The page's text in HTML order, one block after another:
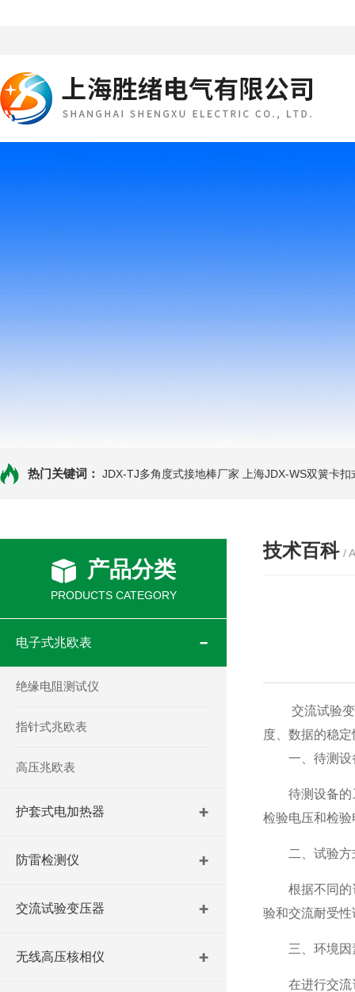
热门关键词： JDX-TJ多角度式接地棒厂家 上海JDX-WS双簧卡
产品分类
PRODUCTS CATEGORY
电子式兆欧表
绝缘电阻测试仪
指针式兆欧表
高压兆欧表
护套式电加热器
防雷检测仪
交流试验变压器
无线高压核相仪
技术百科 /
交流试验变压
度、数据的稳
一、待测设
待测设备的工
检验电压和检
二、试验方
根据不同的试
验和交流耐受
三、环境因
在进行交流试